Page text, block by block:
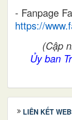
- Fanpage
https://
(Cập
Ủy ban
LIÊN KẾT